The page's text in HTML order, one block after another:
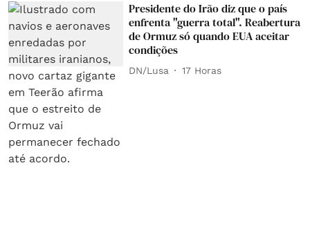
Presidente do Irão diz que o país
enfrenta "guerra total". Reabertura
de Ormuz só quando EUA aceitar
condições
DN/Lusa 17 Horas